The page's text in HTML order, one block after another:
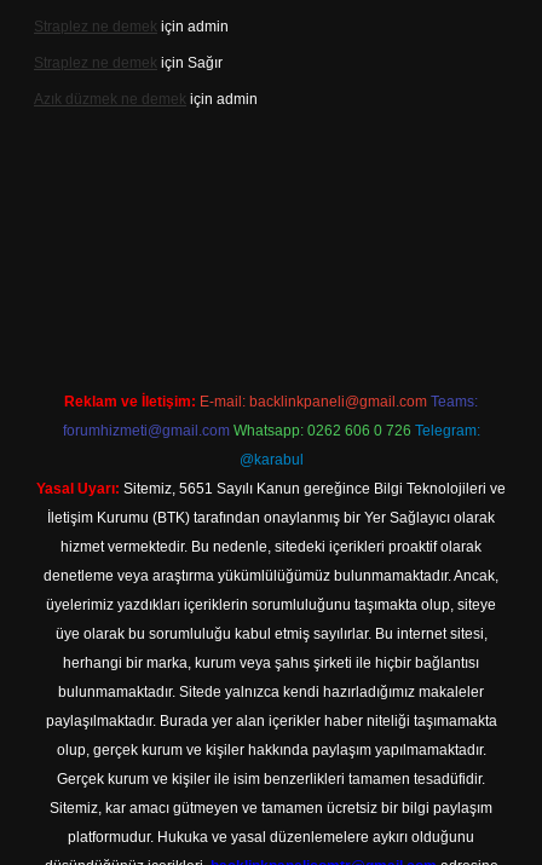
Straplez ne demek için admin
Straplez ne demek için Sağır
Azık düzmek ne demek için admin
Reklam ve İletişim: E-mail: backlinkpaneli@gmail.com Teams:
forumhizmeti@gmail.com Whatsapp: 0262 606 0 726 Telegram:
@karabul
Yasal Uyarı: Sitemiz, 5651 Sayılı Kanun gereğince Bilgi Teknolojileri ve
İletişim Kurumu (BTK) tarafından onaylanmış bir Yer Sağlayıcı olarak
hizmet vermektedir. Bu nedenle, sitedeki içerikleri proaktif olarak
denetleme veya araştırma yükümlülüğümüz bulunmamaktadır. Ancak,
üyelerimiz yazdıkları içeriklerin sorumluluğunu taşımakta olup, siteye
üye olarak bu sorumluluğu kabul etmiş sayılırlar. Bu internet sitesi,
herhangi bir marka, kurum veya şahıs şirketi ile hiçbir bağlantısı
bulunmamaktadır. Sitede yalnızca kendi hazırladığımız makaleler
paylaşılmaktadır. Burada yer alan içerikler haber niteliği taşımamakta
olup, gerçek kurum ve kişiler hakkında paylaşım yapılmamaktadır.
Gerçek kurum ve kişiler ile isim benzerlikleri tamamen tesadüfidir.
Sitemiz, kar amacı gütmeyen ve tamamen ücretsiz bir bilgi paylaşım
platformudur. Hukuka ve yasal düzenlemelere aykırı olduğunu